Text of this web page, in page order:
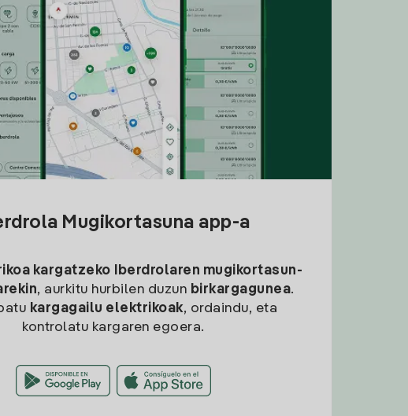
Mugikortasuna app-a
kargatzeko
Iberdrolaren mugikortasun-
, aurkitu hurbilen duzun birkargagunea.
kargagailu elektrikoak, ordaindu, eta
kontrolatu kargaren egoera.